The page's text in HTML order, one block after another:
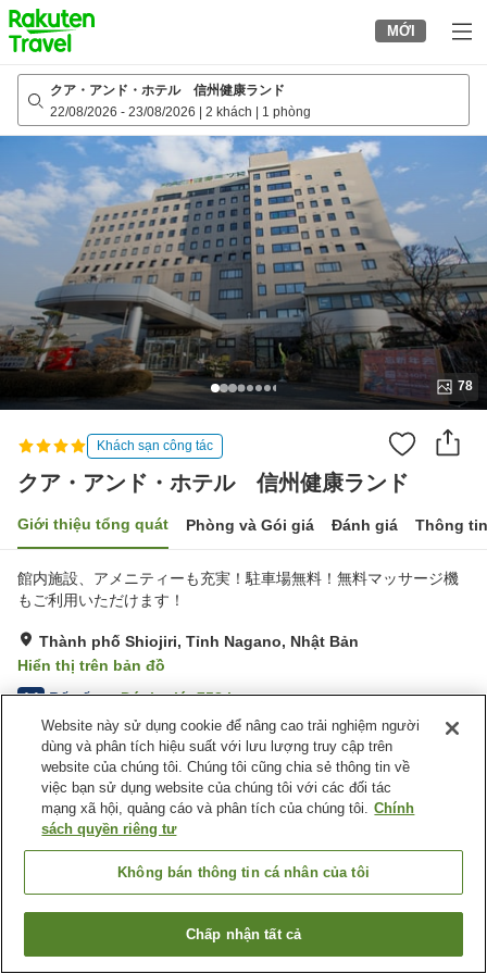
to
top
page
MỚI
クア・アンド・ホテル 信州健康ランド
22/08/2026 - 23/08/2026 2 khách 1 phòng
78
Khách sạn công tác
クア・アンド・ホテル 信州健康ランド
Giới thiệu tổng quát Phòng và Gói giá Đánh giá Thông
館内施設、アメニティーも充実！駐車場無料！無料マッサージ機
もご利用いただけます！
Thành phố Shiojiri, Tỉnh Nagano, Nhật Bản
Hiển thị trên bản đồ
4.1 Rất tốt Đánh giá:758lượt
Tiện nghi chỗ nghỉ
Bãi đỗ xe
Bể sục
Phòng xông đá nóng
Xông hơi
Nhật Bản Tỉnh Nagano
Thành phố Shiojiri
クア・アンド・ホテル 信州健康ランド
Tìm phòng trống
Website này sử dụng cookie để nâng cao trải nghiệm người
dùng và phân tích hiệu suất với lưu lượng truy cập trên
website của chúng tôi. Chúng tôi cũng chia sẻ thông tin về
việc bạn sử dụng website của chúng tôi với các đối tác
mạng xã hội, quảng cáo và phân tích của chúng tôi. Chính
sách quyền riêng tư
Không bán thông tin cá nhân của tôi
Chấp nhận tất cả